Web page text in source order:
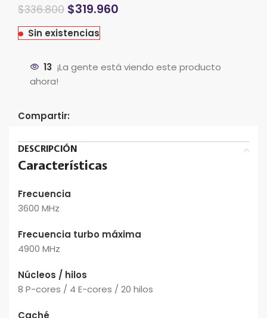
El
original
$336.800El
actual
$319.960
Sin existencias
13 ¡La gente está viendo este producto
ahora!
Compartir:
DESCRIPCIÓN
Características
Frecuencia
3600 MHz
Frecuencia turbo máxima
4900 MHz
Núcleos / hilos
8 P-cores / 4 E-cores / 20 hilos
Caché